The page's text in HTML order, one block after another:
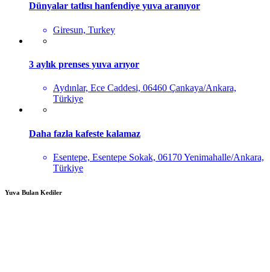
Dünyalar tatlısı hanfendiye yuva aranıyor
Giresun, Turkey
3 aylık prenses yuva arıyor
Aydınlar, Ece Caddesi, 06460 Çankaya/Ankara,
Türkiye
Daha fazla kafeste kalamaz
Esentepe, Esentepe Sokak, 06170 Yenimahalle/Ankara,
Türkiye
Yuva Bulan Kediler